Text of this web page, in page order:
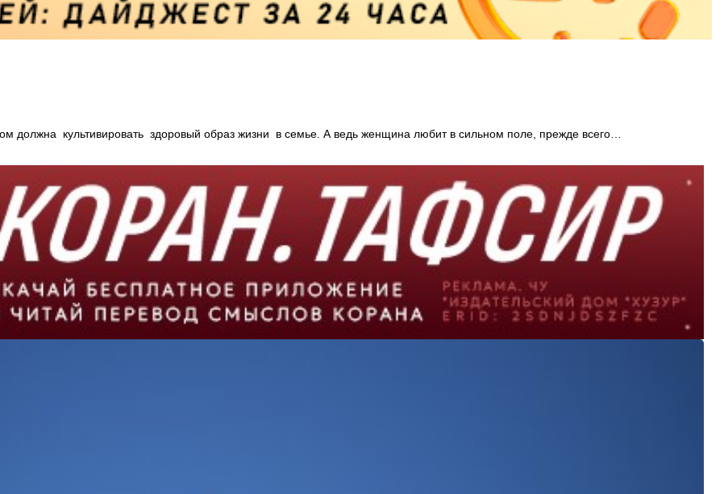
должна культивировать здоровый образ жизни в семье. А ведь женщина любит в сильном поле, прежде всего…